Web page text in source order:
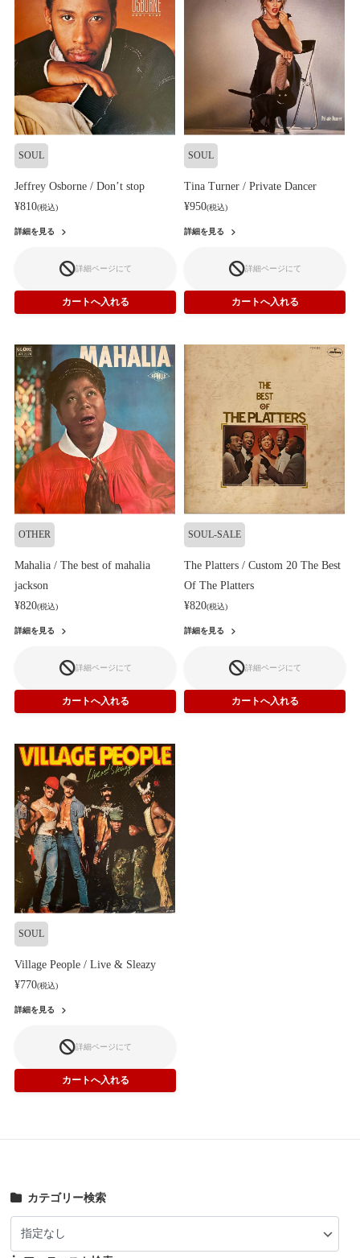
SOUL
Jeffrey Osborne / Don’t stop
¥810(税込)
詳細を見る
詳細ページにて
SOUL
Tina Turner / Private Dancer
¥950(税込)
詳細を見る
詳細ページにて
OTHER
Mahalia / The best of mahalia
jackson
¥820(税込)
詳細を見る
詳細ページにて
SOUL-SALE
The Platters / Custom 20 The Best
Of The Platters
¥820(税込)
詳細を見る
詳細ページにて
SOUL
Village People / Live & Sleazy
¥770(税込)
詳細を見る
詳細ページにて
カテゴリー検索